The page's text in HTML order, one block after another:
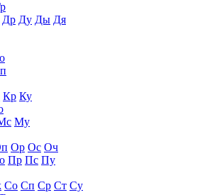
Др Ду Ды Дя
Кр Ку
Му
Ор Ос Оч
Пр Пс Пу
Со Сп Ср Ст Су